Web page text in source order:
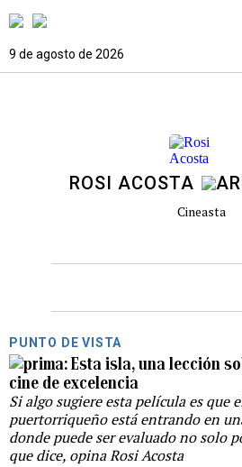
9 de agosto de 2026
ROSI ACOSTA
Cineasta
PUNTO DE VISTA
Esta isla, una lección
cine de excelencia
Si algo sugiere esta película es que
puertorriqueño está entrando en
donde puede ser evaluado no solo
que dice, opina Rosi Acosta